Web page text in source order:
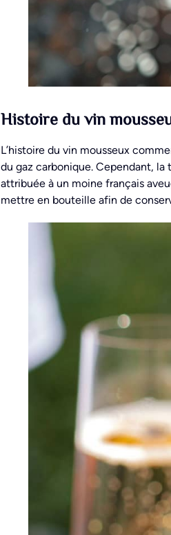
Histoire du vin
L’histoire du vin mousseux
du gaz carbonique. Cependant,
attribuée à un moine français
mettre en bouteille afin de